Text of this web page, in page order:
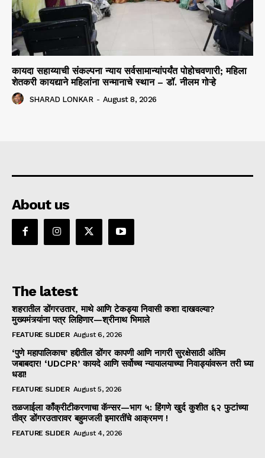
कायदा सहाय्याची संकल्पना न्याय सर्वसामान्यांपर्यंत पोहोचवणारी; महिला
शेतकरी कायद्याने महिलांना सन्मानाचे स्थान – डॉ. नीलम गोऱ्हे
SHARAD LONKAR - August 8, 2026
About us
The latest
शहरातील डोंगरउतार, माथे आणि टेकड्या निवासी कशा दाखवल्या?
मुख्यमंत्र्यांना पत्र लिहिणार—श्रीनाथ भिमाले
FEATURE SLIDER August 6, 2026
‘पुणे महापालिकाच’ हद्दीतील डोंगर कापणी आणि नागरी सुरक्षेसाठी अंतिम
जबाबदार! ‘UDCPR’ कायदे आणि सर्वोच्च न्यायालयाच्या निवाड्यांवरून तरी घ्या
धडा!
FEATURE SLIDER August 5, 2026
तळजाईला काँक्रीटीकरणाचा कॅन्सर—भाग ५: हिंगणे खुर्द कुशीत ६२ फुटांच्या
तीव्र डोंगरउतारावर बहुमजली इमारतींचे आक्रमण !
FEATURE SLIDER August 4, 2026